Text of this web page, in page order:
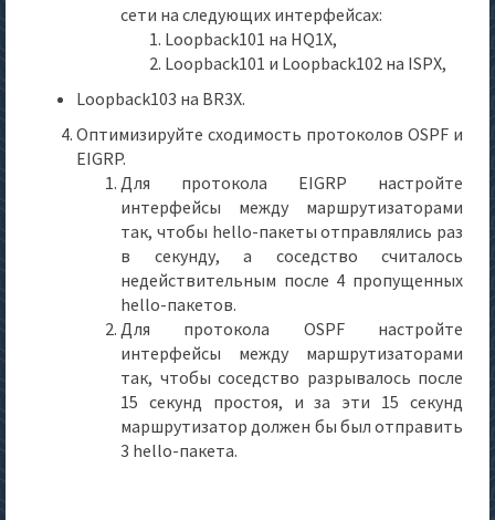
сети на следующих интерфейсах:
Loopback101 на HQ1X,
Loopback101 и Loopback102 на ISPX,
Loopback103 на BR3X.
Оптимизируйте сходимость протоколов OSPF и
EIGRP.
Для протокола EIGRP настройте
интерфейсы между маршрутизаторами
так, чтобы hello-пакеты отправлялись раз
в секунду, а соседство считалось
недействительным после 4 пропущенных
hello-пакетов.
Для протокола OSPF настройте
интерфейсы между маршрутизаторами
так, чтобы соседство разрывалось после
15 секунд простоя, и за эти 15 секунд
маршрутизатор должен бы был отправить
3 hello-пакета.